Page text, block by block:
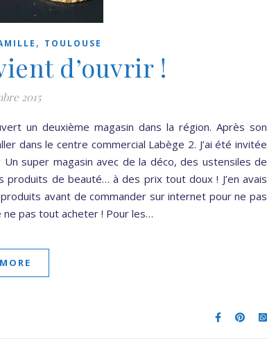
, TOULOUSE
d’ouvrir !
2015
un deuxième magasin dans la région. Après son
dans le centre commercial Labège 2. J’ai été invitée
Un super magasin avec de la déco, des ustensiles de
de beauté… à des prix tout doux ! J’en avais
avant de commander sur internet pour ne pas
ne pas tout acheter ! Pour les…